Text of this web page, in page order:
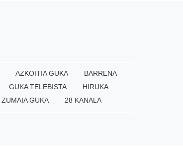
AZKOITIA GUKA
BARRENA
GUKA TELEBISTA
HIRUKA
ZUMAIA GUKA 28 KANALA